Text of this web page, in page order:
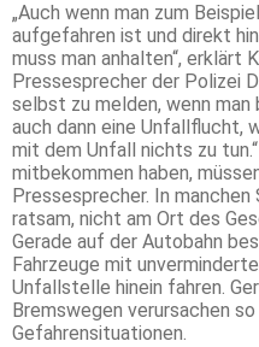
„Auch wenn man zum
aufgefahren ist und direkt
muss man anhalten“, erklärt
Pressesprecher der Polizei
selbst zu melden, wenn
auch dann eine Unfallflucht,
mit dem Unfall nichts zu
mitbekommen haben,
Pressesprecher. In
ratsam, nicht am Ort des
Gerade auf der Autobahn
Fahrzeuge mit
Unfallstelle hinein fahren.
Bremswegen verursachen
Gefahrensituationen.